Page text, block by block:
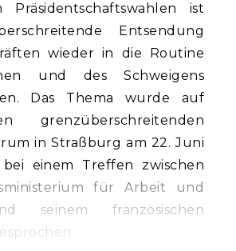
Präsidentschaftswahlen ist
Entsendung
wieder in die Routine
und des Schweigens
Das Thema wurde auf
grenzüberschreitenden
in Straßburg am 22. Juni
einem Treffen zwischen
für Arbeit und
seinem französischen